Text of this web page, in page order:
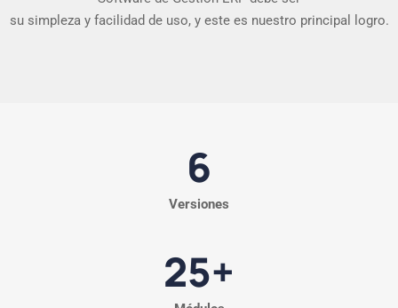
su simpleza y facilidad de uso, y este es nuestro principal logro.
6
Versiones
25+